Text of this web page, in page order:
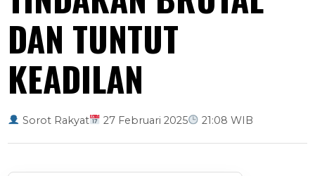
DAN TUNTUT
KEADILAN
Sorot Rakyat 27 Februari 2025 21:08 WIB